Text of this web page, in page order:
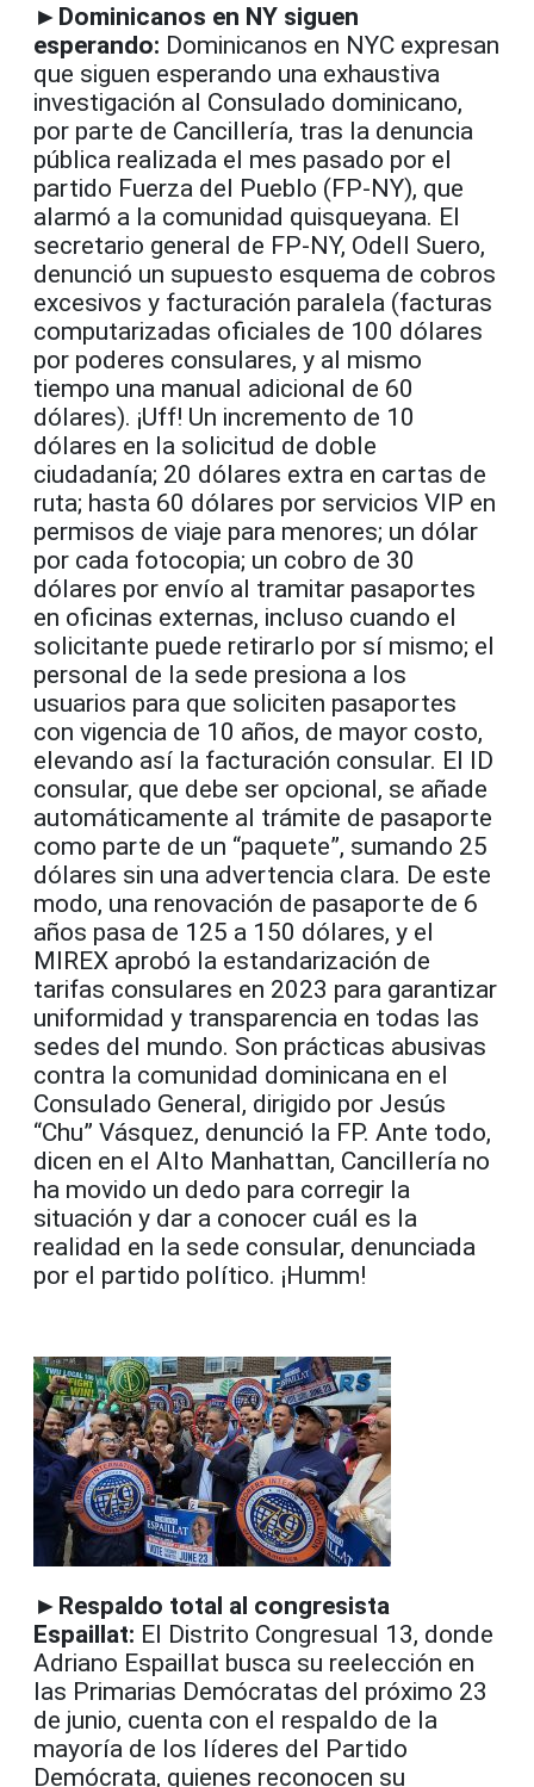
►Dominicanos en NY siguen
esperando: Dominicanos en NYC expresan
que siguen esperando una exhaustiva
investigación al Consulado dominicano,
por parte de Cancillería, tras la denuncia
pública realizada el mes pasado por el
partido Fuerza del Pueblo (FP-NY), que
alarmó a la comunidad quisqueyana. El
secretario general de FP-NY, Odell Suero,
denunció un supuesto esquema de cobros
excesivos y facturación paralela (facturas
computarizadas oficiales de 100 dólares
por poderes consulares, y al mismo
tiempo una manual adicional de 60
dólares). ¡Uff! Un incremento de 10
dólares en la solicitud de doble
ciudadanía; 20 dólares extra en cartas de
ruta; hasta 60 dólares por servicios VIP en
permisos de viaje para menores; un dólar
por cada fotocopia; un cobro de 30
dólares por envío al tramitar pasaportes
en oficinas externas, incluso cuando el
solicitante puede retirarlo por sí mismo; el
personal de la sede presiona a los
usuarios para que soliciten pasaportes
con vigencia de 10 años, de mayor costo,
elevando así la facturación consular. El ID
consular, que debe ser opcional, se añade
automáticamente al trámite de pasaporte
como parte de un “paquete”, sumando 25
dólares sin una advertencia clara. De este
modo, una renovación de pasaporte de 6
años pasa de 125 a 150 dólares, y el
MIREX aprobó la estandarización de
tarifas consulares en 2023 para garantizar
uniformidad y transparencia en todas las
sedes del mundo. Son prácticas abusivas
contra la comunidad dominicana en el
Consulado General, dirigido por Jesús
“Chu” Vásquez, denunció la FP. Ante todo,
dicen en el Alto Manhattan, Cancillería no
ha movido un dedo para corregir la
situación y dar a conocer cuál es la
realidad en la sede consular, denunciada
por el partido político. ¡Humm!
►Respaldo total al congresista
Espaillat: El Distrito Congresual 13, donde
Adriano Espaillat busca su reelección en
las Primarias Demócratas del próximo 23
de junio, cuenta con el respaldo de la
mayoría de los líderes del Partido
Demócrata, quienes reconocen su